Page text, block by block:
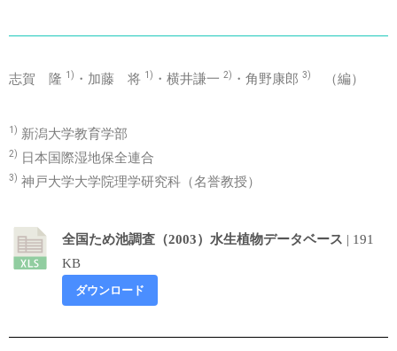
志賀 隆 1) ・加藤 将 1) ・横井謙一 2) ・角野康郎 3) （編）
1) 新潟大学教育学部
2) 日本国際湿地保全連合
3) 神戸大学大学院理学研究科（名誉教授）
全国ため池調査（2003）水生植物データベース | 191
KB
ダウンロード